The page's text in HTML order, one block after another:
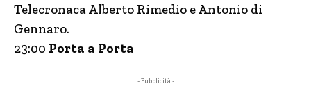
Telecronaca Alberto Rimedio e Antonio di
Gennaro.
23:00 Porta a Porta
- Pubblicità -